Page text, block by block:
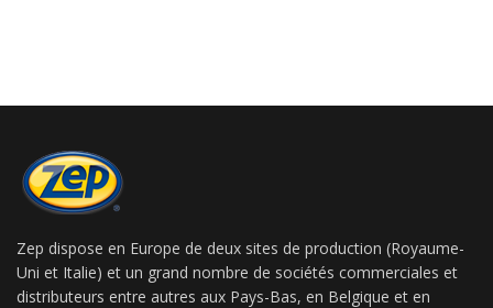
Zep dispose en Europe de deux sites de production (Royaume-
Uni et Italie) et un grand nombre de sociétés commerciales et
distributeurs entre autres aux Pays-Bas, en Belgique et en